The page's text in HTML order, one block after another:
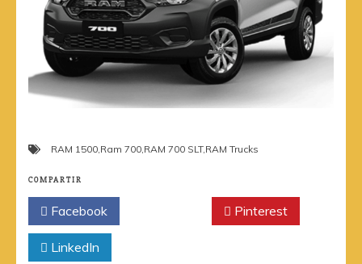
RAM 1500 Ram 700 RAM 700 SLT, RAM Trucks
COMPARTIR
Facebook Pinterest
LinkedIn